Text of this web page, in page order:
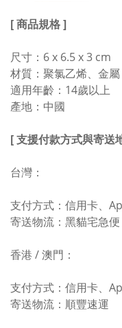
[ 商品規格 ]
尺寸：6 x 6.5 x 3 cm
材質：聚氯乙烯、金屬
適用年齡：14歲以上
產地：中國
[ 支援付款方式與寄送
台灣：
支付方式：信用卡、
寄送物流：黑貓宅急便
香港 / 澳門：
支付方式：信用卡、
寄送物流：順豐速運